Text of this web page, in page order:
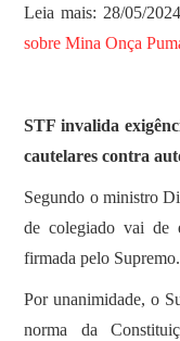
Leia mais: 28/05/
sobre Mina Onça
STF invalida
cautelares contra
Segundo o ministro
de colegiado vai de
firmada pelo Supremo.
Por unanimidade, o
norma da